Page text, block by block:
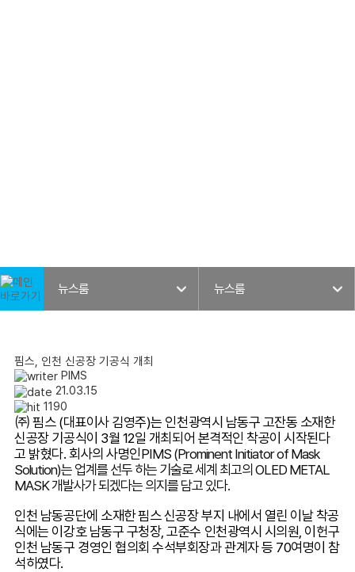
뉴스룸 뉴스룸
핌스, 인천 신공장 기공식 개최
PIMS
21.03.15
1190
㈜ 핌스(대표이사 김영주)는 인천광역시 남동구 고잔동 소재한
신공장 기공식이 3월 12일 개최되어 본격적인 착공이 시작된다
고 밝혔다.회사의 사명인PIMS (Prominent Initiator of Mask
Solution)는 업계를 선두 하는 기술로 세계 최고의OLED METAL
MASK개발사가 되겠다는 의지를 담고 있다.
인천 남동공단에 소재한 핌스 신공장 부지 내에서 열린 이날 착공
식에는 이강호 남동구 구청장,고준수 인천광역시 시의원 이헌구
인천 남동구 경영인 협의회 수석부회장과 관계자 등 70여명이 참
석하였다.